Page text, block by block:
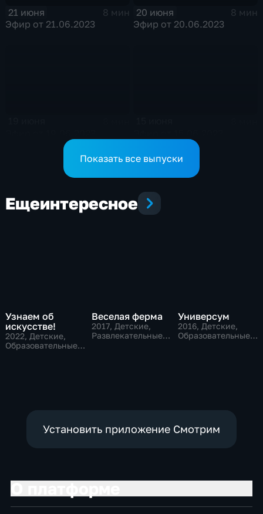
21 июня
8 мин
Эфир от 21.06.2023
20 июня
8 мин
Эфир от 20.06.2023
Показать все выпуски
Ещеинтересное
Узнаем об
искусстве!
2022, Детские,
Образовательные,
Веселая ферма
2017, Детские,
Развлекательные,
Универсум
2016, Детские,
Образовательные,
Установить приложение Смотрим